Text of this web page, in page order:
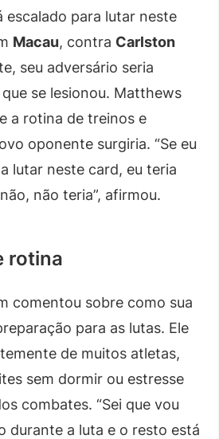
escalado para lutar neste
Macau, contra Carlston
seu adversário seria
que se lesionou. Matthews
a rotina de treinos e
oponente surgiria. “Se eu
lutar neste card, eu teria
não teria”, afirmou.
rotina
comentou sobre como sua
para as lutas. Ele
de muitos atletas,
sem dormir ou estresse
combates. “Sei que vou
durante a luta e o resto está